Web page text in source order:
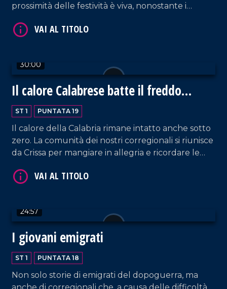
prossimità delle festività è viva, nonostante i
boccone e l'altro Paolo Marra intervista diversi
30:00
Il calore Calabrese batte il freddo
Canadese
ST 1 PUNTATA 19
Il calore della Calabria rimane intatto anche sotto
zero. La comunità dei nostri corregionali si riunisce
da Crissa per mangiare in allegria e ricordare le
raddoppia con Paolo Marra e la sua allegria.
24:57
I giovani emigrati
ST 1 PUNTATA 18
Non solo storie di emigrati del dopoguerra, ma
VAI AL TITOLO